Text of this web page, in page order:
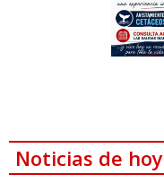
Noticias de hoy